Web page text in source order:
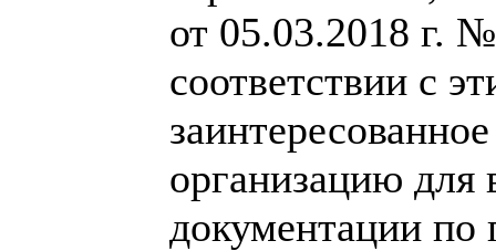
от 05.03.2018 г.
соответствии с
организацию для
документации по